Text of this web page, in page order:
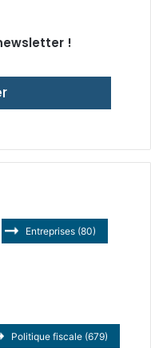
!
Entreprises (80)
Politique fiscale (679)